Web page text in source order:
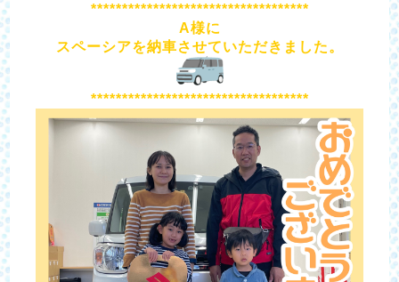
***********************************
A様に
スペーシアを納車させていただきました。
***********************************